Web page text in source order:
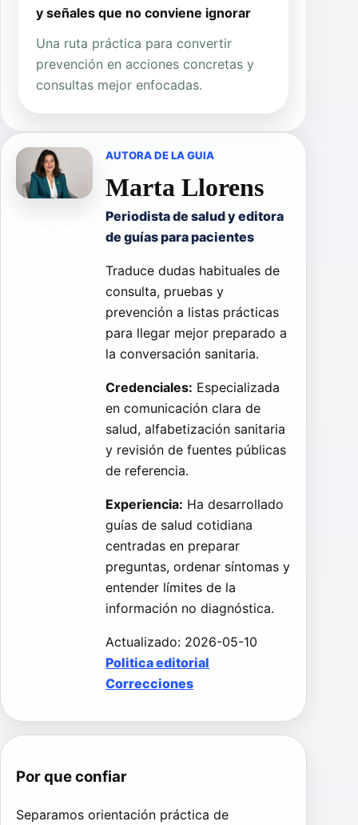
y señales que no conviene ignorar
Una ruta práctica para convertir
prevención en acciones concretas y
consultas mejor enfocadas.
AUTORA DE LA GUIA
Marta Llorens
Periodista de salud y editora
de guías para pacientes
Traduce dudas habituales de
consulta, pruebas y
prevención a listas prácticas
para llegar mejor preparado a
la conversación sanitaria.
Credenciales: Especializada
en comunicación clara de
salud, alfabetización sanitaria
y revisión de fuentes públicas
de referencia.
Experiencia: Ha desarrollado
guías de salud cotidiana
centradas en preparar
preguntas, ordenar síntomas y
entender límites de la
información no diagnóstica.
Actualizado: 2026-05-10
Politica editorial
Correcciones
Por que confiar
Separamos orientación práctica de